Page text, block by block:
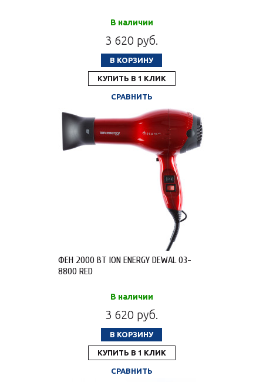
В наличии
3 620 руб.
В КОРЗИНУ
КУПИТЬ В 1 КЛИК
СРАВНИТЬ
ФЕН 2000 ВТ ION ENERGY DEWAL 03-
8800 RED
В наличии
3 620 руб.
В КОРЗИНУ
КУПИТЬ В 1 КЛИК
СРАВНИТЬ